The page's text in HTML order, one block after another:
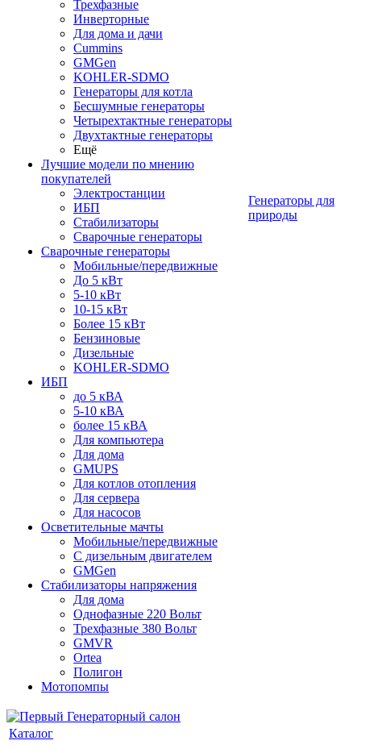
Трехфазные
Инверторные
Для дома и дачи
Cummins
GMGen
KOHLER-SDMO
Генераторы для котла
Бесшумные генераторы
Четырехтактные генераторы
Двухтактные генераторы
Ещё
Лучшие модели по мнению
покупателей
Электростанции
ИБП
Стабилизаторы
Сварочные генераторы
Сварочные генераторы
Мобильные/передвижные
До 5 кВт
5-10 кВт
10-15 кВт
Более 15 кВт
Бензиновые
Дизельные
KOHLER-SDMO
ИБП
до 5 кВА
5-10 кВА
более 15 кВА
Для компьютера
Для дома
GMUPS
Для котлов отопления
Для сервера
Для насосов
Осветительные мачты
Мобильные/передвижные
С дизельным двигателем
GMGen
Стабилизаторы напряжения
Для дома
Однофазные 220 Вольт
Трехфазные 380 Вольт
GMVR
Ortea
Полигон
Мотопомпы
Генераторы для
природы
Каталог